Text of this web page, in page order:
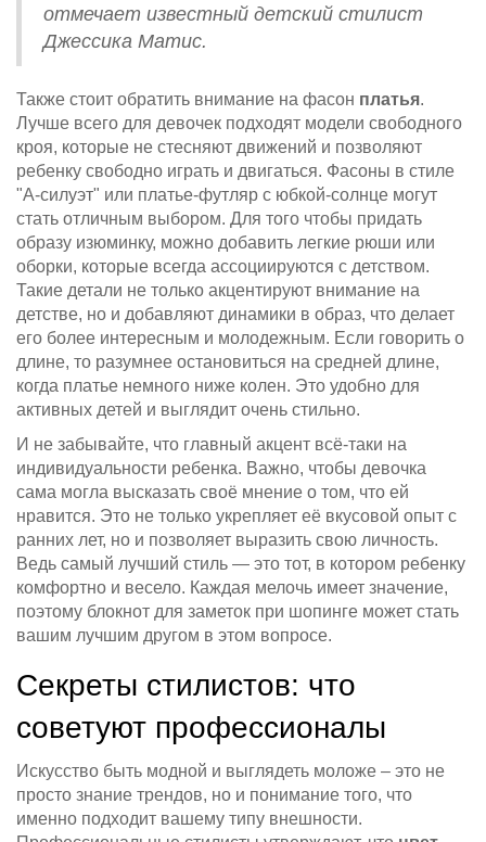
отмечает известный детский стилист
Джессика Матис.
Также стоит обратить внимание на фасон платья.
Лучше всего для девочек подходят модели свободного
кроя, которые не стесняют движений и позволяют
ребенку свободно играть и двигаться. Фасоны в стиле
"А-силуэт" или платье-футляр с юбкой-солнце могут
стать отличным выбором. Для того чтобы придать
образу изюминку, можно добавить легкие рюши или
оборки, которые всегда ассоциируются с детством.
Такие детали не только акцентируют внимание на
детстве, но и добавляют динамики в образ, что делает
его более интересным и молодежным. Если говорить о
длине, то разумнее остановиться на средней длине,
когда платье немного ниже колен. Это удобно для
активных детей и выглядит очень стильно.
И не забывайте, что главный акцент всё-таки на
индивидуальности ребенка. Важно, чтобы девочка
сама могла высказать своё мнение о том, что ей
нравится. Это не только укрепляет её вкусовой опыт с
ранних лет, но и позволяет выразить свою личность.
Ведь самый лучший стиль — это тот, в котором ребенку
комфортно и весело. Каждая мелочь имеет значение,
поэтому блокнот для заметок при шопинге может стать
вашим лучшим другом в этом вопросе.
Секреты стилистов: что
советуют профессионалы
Искусство быть модной и выглядеть моложе – это не
просто знание трендов, но и понимание того, что
именно подходит вашему типу внешности.